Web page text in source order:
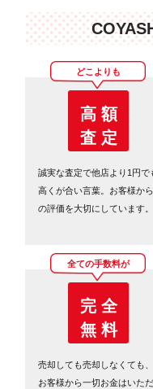
どこよりも
高 額
査 定
誠実な査定で他店より1円で
高くが合い言葉。お客様から
の評価を大切にしています。
全ての手数料が
完 全
無 料
売却しても売却しなくても、
お客様から一切お金はいただ